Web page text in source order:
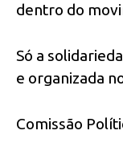
dentro do
Só a
e organizada
Comissão